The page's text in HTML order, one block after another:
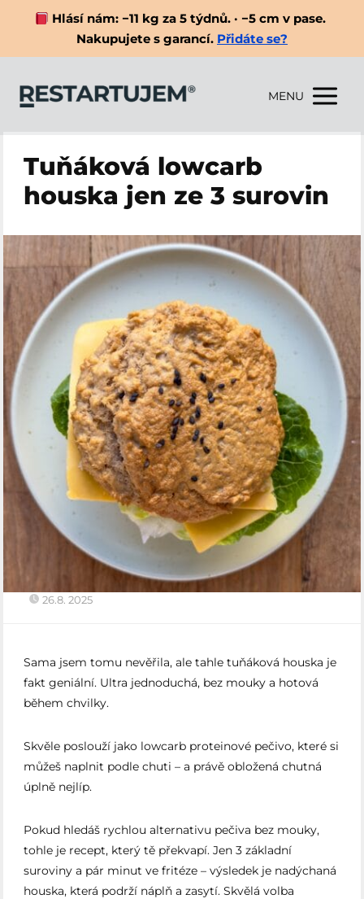
Hlásí nám: −11 kg za 5 týdnů. · −5 cm v pase.
Nakupujete s garancí. Přidáte se?
MENU
Tuňáková lowcarb
houska jen ze 3 surovin
26.8. 2025
Sama jsem tomu nevěřila, ale tahle tuňáková houska je
fakt geniální. Ultra jednoduchá, bez mouky a hotová
během chvilky.
Skvěle poslouží jako lowcarb proteinové pečivo, které si
můžeš naplnit podle chuti – a právě obložená chutná
úplně nejlíp.
Pokud hledáš rychlou alternativu pečiva bez mouky,
tohle je recept, který tě překvapí. Jen 3 základní
suroviny a pár minut ve fritéze – výsledek je nadýchaná
houska, která podrží náplň a zasytí. Skvělá volba